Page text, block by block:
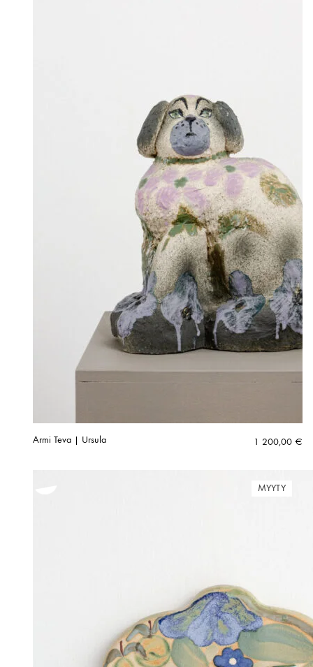
Armi Teva | Ursula 1 200,00 €
MYYTY